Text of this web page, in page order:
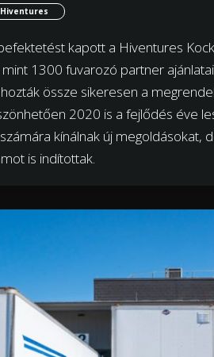
kapott a Hiventures
1300 fuvarozó partner
össze sikeresen a
2020 is a fejlődés éve
kínálnak új megoldásokat,
is indítottak.